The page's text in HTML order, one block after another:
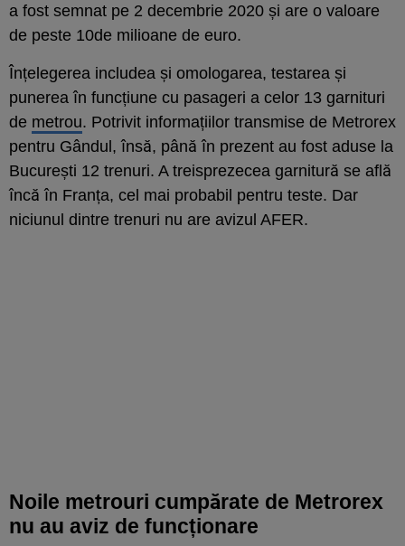
a fost semnat pe 2 decembrie 2020 și are o valoare
de peste 10de milioane de euro.
Înțelegerea includea și omologarea, testarea și
punerea în funcțiune cu pasageri a celor 13 garnituri
de metrou. Potrivit informațiilor transmise de Metrorex
pentru Gândul, însă, până în prezent au fost aduse la
București 12 trenuri. A treisprezecea garnitură se află
încă în Franța, cel mai probabil pentru teste. Dar
niciunul dintre trenuri nu are avizul AFER.
Noile metrouri cumpărate de Metrorex
nu au aviz de funcționare